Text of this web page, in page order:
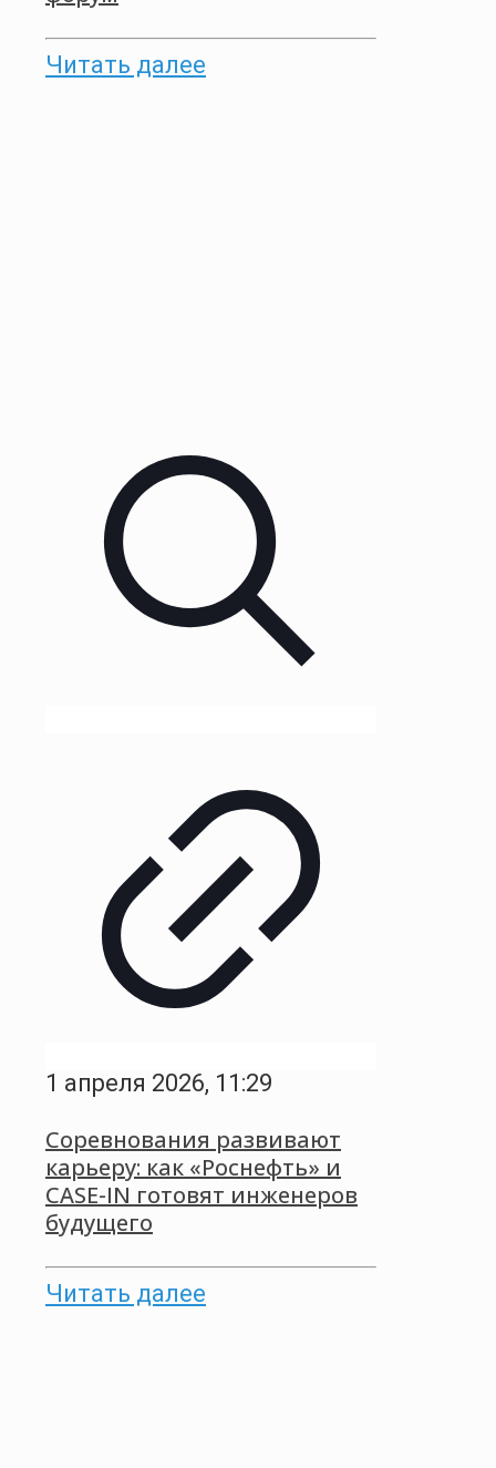
Читать далее
1 апреля 2026, 11:29
Соревнования развивают
карьеру: как «Роснефть» и
CASE-IN готовят инженеров
будущего
Читать далее